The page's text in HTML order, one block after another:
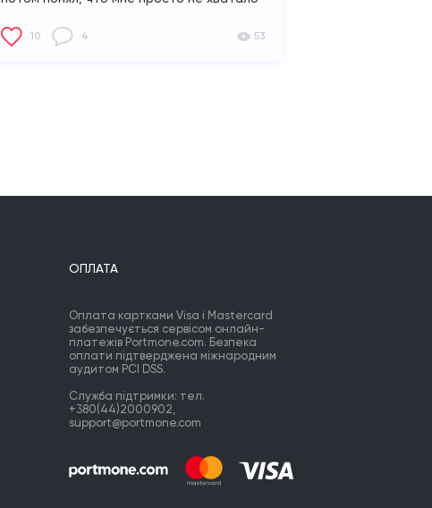
поводу, того что мои стихи не кому не
комментарии и лайки, спасибо я ценю
10 4 53
ОПЛАТА
Оплата картками Visa і Mastercard
забезпечується сервісом онлайн-
платежів Portmone.com. Безпека
оплати підтверджена міжнародним
аудитом PCI DSS.
Служба підтримки: тел.
+380(44)2000902,
support@portmone.com